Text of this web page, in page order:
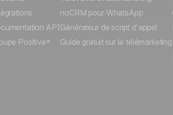
API
Positive
noCRM pour WhatsApp
Générateur de script d'appel
Guide gratuit sur le télémarketing